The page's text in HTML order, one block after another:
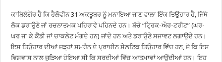
ਕਾਬਿਲੇਗੌਰ ਹੈ ਕਿ ਹੈਲੋਵੀਨ 31 ਅਕਤੂਬਰ ਨੂੰ ਮਨਾਇਆ ਜਾਣ ਵਾਲਾ ਇੱਕ ਤਿਉਹਾਰ ਹੈ, ਜਿੱਥੇ
ਲੋਕ ਡਰਾਉਣੇ ਜਾਂ ਰਚਨਾਤਮਕ ਪਹਿਰਾਵੇ ਪਹਿਨਦੇ ਹਨ। ਬੱਚੇ “ਟ੍ਰਿਕ-ਔਰ-ਟਰੀਟ” (ਘਰ-
ਘਰ ਜਾ ਕੇ ਕੈਂਡੀ ਜਾਂ ਚਾਕਲੇਟ ਮੰਗਦੇ ਹਨ) ਜਾਂਦੇ ਹਨ ਅਤੇ ਡਰਾਉਣੇ ਸਜਾਵਟ ਲਗਾਉਂਦੇ ਹਨ।
ਇਸ ਤਿਉਹਾਰ ਦੀਆਂ ਜੜ੍ਹਾਂ ਸਮਹੈਨ ਦੇ ਪ੍ਰਾਚੀਨ ਸੇਲਟਿਕ ਤਿਉਹਾਰ ਵਿੱਚ ਹਨ, ਜੋ ਕਿ ਇਸ
ਵਿਸ਼ਵਾਸ ਨਾਲ ਜੁੜਿਆ ਹੋਇਆ ਸੀ ਕਿ ਸਰਦੀਆਂ ਵਿੱਚ ਆਤਮਾਵਾਂ ਆਉਂਦੀਆਂ ਹਨ। ਇਹ